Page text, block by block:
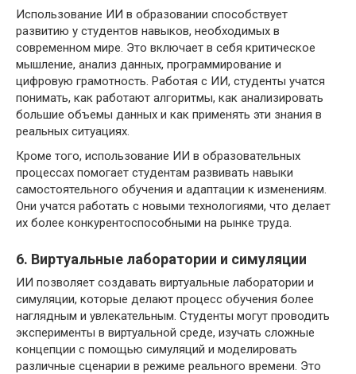
Использование ИИ в образовании способствует
развитию у студентов навыков, необходимых в
современном мире. Это включает в себя критическое
мышление, анализ данных, программирование и
цифровую грамотность. Работая с ИИ, студенты учатся
понимать, как работают алгоритмы, как анализировать
большие объемы данных и как применять эти знания в
реальных ситуациях.
Кроме того, использование ИИ в образовательных
процессах помогает студентам развивать навыки
самостоятельного обучения и адаптации к изменениям.
Они учатся работать с новыми технологиями, что делает
их более конкурентоспособными на рынке труда.
6. Виртуальные лаборатории и симуляции
ИИ позволяет создавать виртуальные лаборатории и
симуляции, которые делают процесс обучения более
наглядным и увлекательным. Студенты могут проводить
эксперименты в виртуальной среде, изучать сложные
концепции с помощью симуляций и моделировать
различные сценарии в режиме реального времени. Это